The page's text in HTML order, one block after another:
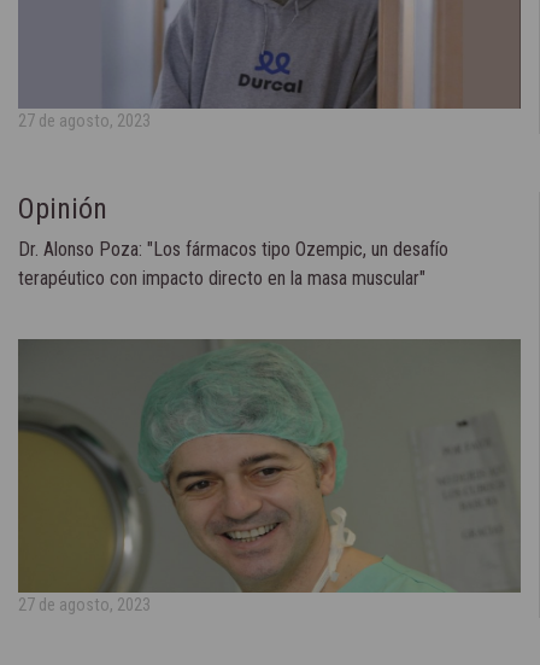
27 de agosto, 2023
Opinión
Dr. Alonso Poza: "Los fármacos tipo Ozempic, un desafío
terapéutico con impacto directo en la masa muscular"
27 de agosto, 2023